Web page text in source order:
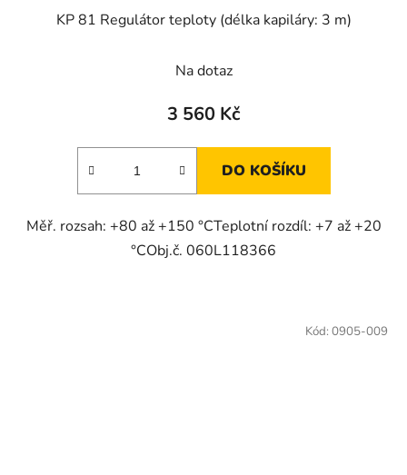
KP 81 Regulátor teploty (délka kapiláry: 3 m)
hodnocení
produktu
4,0
hvězdiček.
Na dotaz
3 560 Kč
DO KOŠÍKU
Měř. rozsah: +80 až +150 °CTeplotní rozdíl: +7 až +20
°CObj.č. 060L118366
Kód: 0905-009